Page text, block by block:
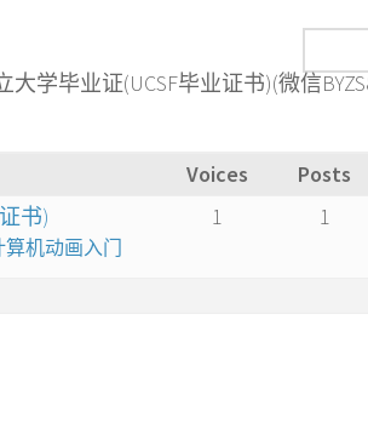
学毕业证(UCSF毕业证书)(微信
Voices Posts
书)
算机动画入门
1 1